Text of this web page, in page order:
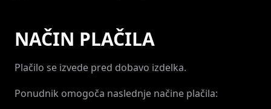
NAČIN PLAČILA
Plačilo se izvede pred dobavo izdelka.
Ponudnik omogoča naslednje načine plačila: